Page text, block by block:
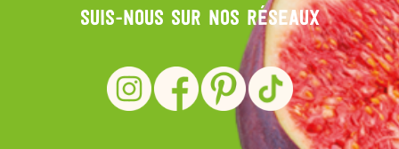
Suis-nous sur nos réseaux